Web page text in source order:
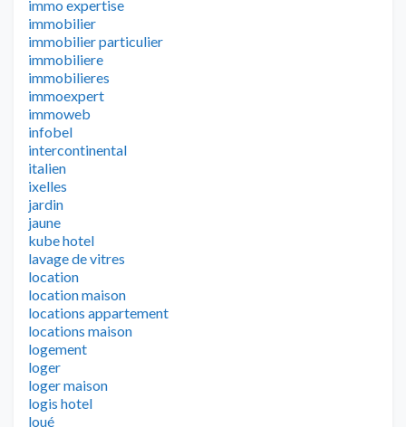
immo expertise
immobilier
immobilier particulier
immobiliere
immobilieres
immoexpert
immoweb
infobel
intercontinental
italien
ixelles
jardin
jaune
kube hotel
lavage de vitres
location
location maison
locations appartement
locations maison
logement
loger
loger maison
logis hotel
loué